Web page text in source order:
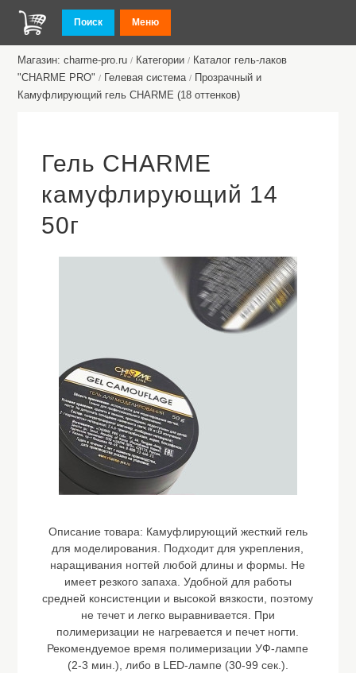
Поиск Меню
Магазин: charme-pro.ru / Категории / Каталог гель-лаков
"CHARME PRO" / Гелевая система / Прозрачный и
Камуфлирующий гель CHARME (18 оттенков)
Гель CHARME
камуфлирующий 14
50г
Описание товара: Камуфлирующий жесткий гель
для моделирования. Подходит для укрепления,
наращивания ногтей любой длины и формы. Не
имеет резкого запаха. Удобной для работы
средней консистенции и высокой вязкости, поэтому
не течет и легко выравнивается. При
полимеризации не нагревается и печет ногти.
Рекомендуемое время полимеризации УФ-лампе
(2-3 мин.), либо в LED-лампе (30-99 сек.).